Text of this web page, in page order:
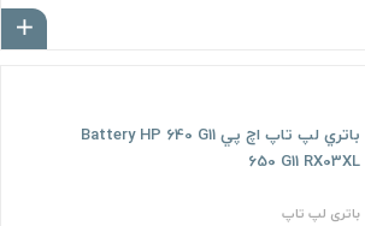
باتري لپ تاپ اچ پي Battery HP 640 G11
650 G11 RX03XL
باتری لپ تاپ